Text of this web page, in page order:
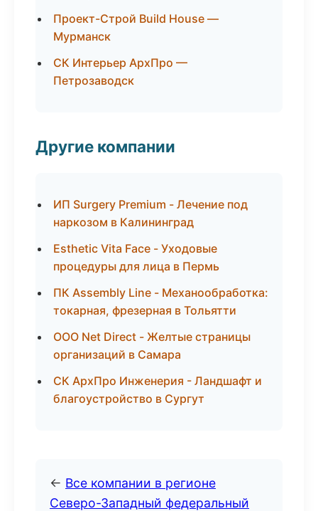
Проект-Строй Build House —
Мурманск
СК Интерьер АрхПро —
Петрозаводск
Другие компании
ИП Surgery Premium - Лечение под
наркозом в Калининград
Esthetic Vita Face - Уходовые
процедуры для лица в Пермь
ПК Assembly Line - Механообработка:
токарная, фрезерная в Тольятти
ООО Net Direct - Желтые страницы
организаций в Самара
СК АрхПро Инженерия - Ландшафт и
благоустройство в Сургут
← Все компании в регионе
Северо-Западный федеральный